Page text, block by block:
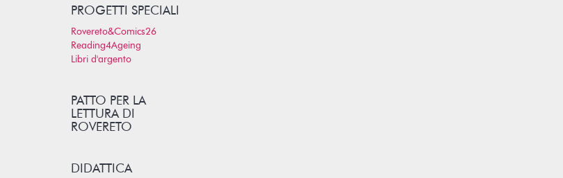
PROGETTI SPECIALI
Rovereto&Comics26
Reading4Ageing
Libri d'argento
PATTO PER LA
LETTURA DI
ROVERETO
DIDATTICA